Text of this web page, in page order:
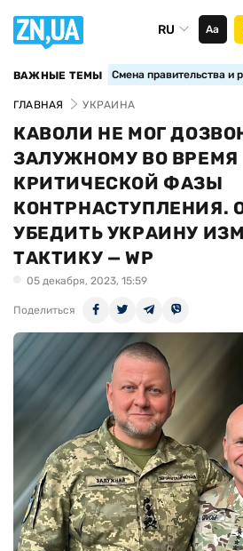
RU Аа
ВАЖНЫЕ ТЕМЫ Смена правительства и
ГЛАВНАЯ УКРАИНА
КАВОЛИ НЕ МОГ
ЗАЛУЖНОМУ ВО ВРЕМЯ
КРИТИЧЕСКОЙ ФАЗЫ
КОНТРНАСТУПЛЕНИЯ.
УБЕДИТЬ УКРАИНУ
ТАКТИКУ — WP
05 декабря, 2023, 15:59
Поделиться